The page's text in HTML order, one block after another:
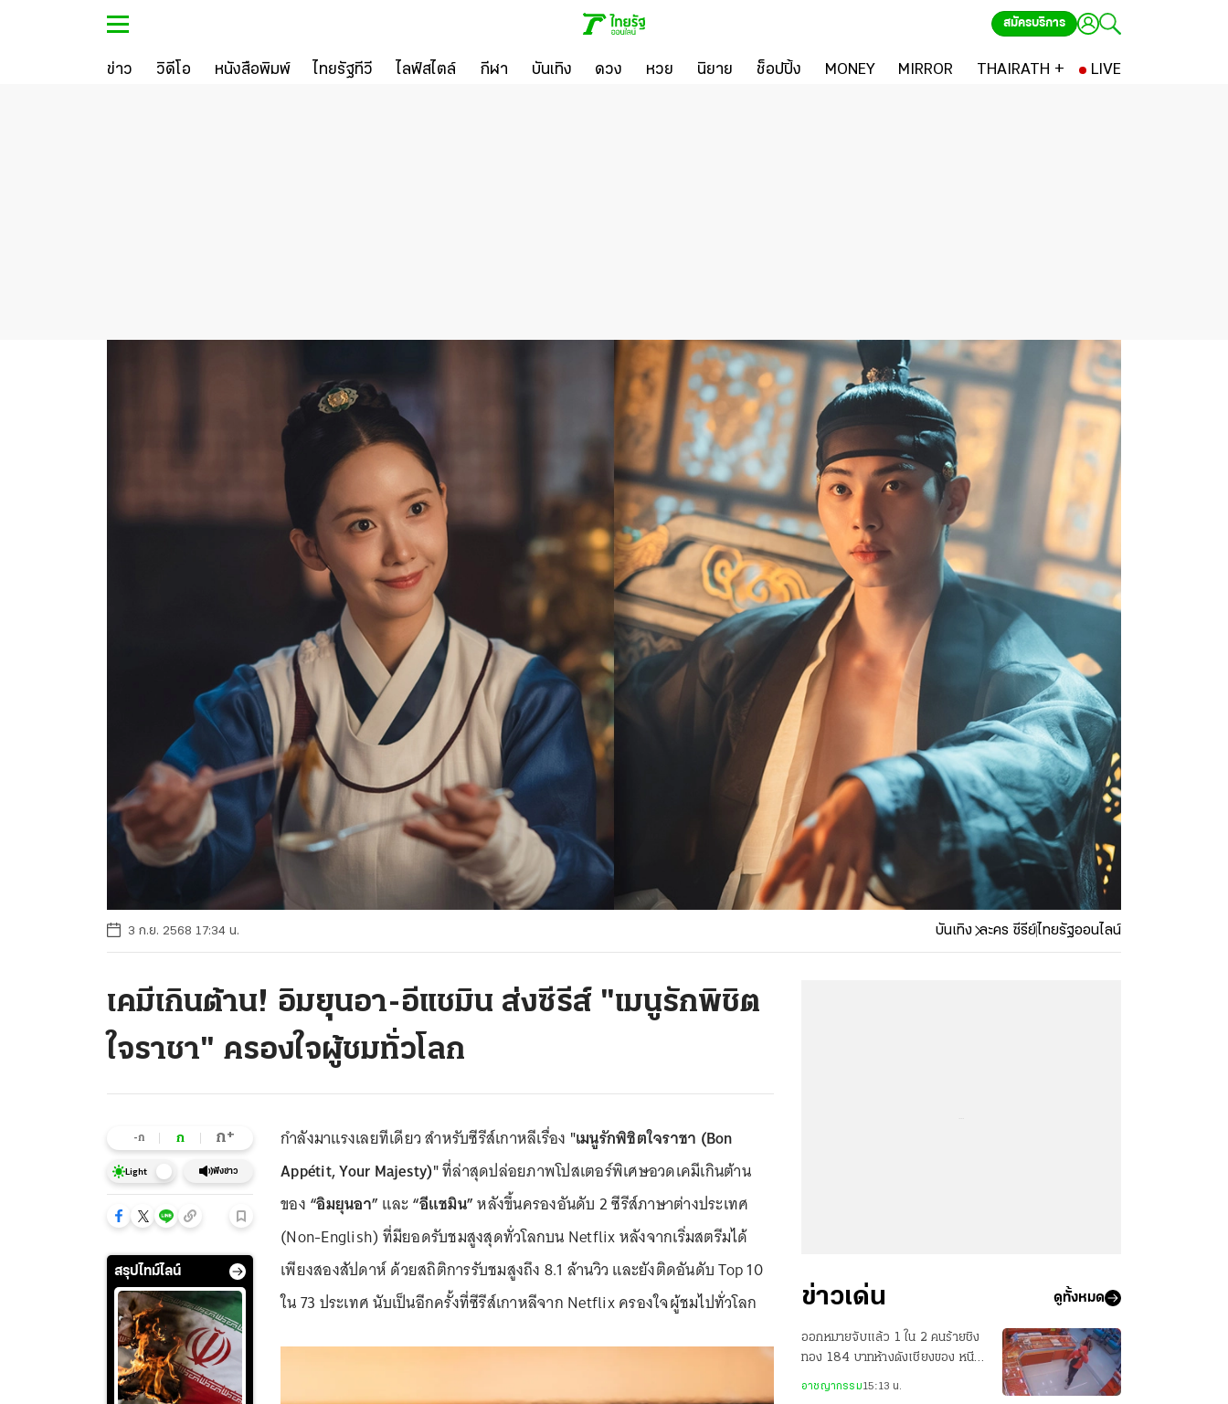
สมัครบริการ
ข่าว วิดีโอ หนังสือพิมพ์ ไทยรัฐทีวี ไลฟ์สไตล์ กีฬา บันเทิง ดวง หวย นิยาย ช็อปปิ้ง MONEY MIRROR THAIRATH + LIVE
3 ก.ย. 2568 17:34 น. บันเทิง ละคร ซีรีย์ไทยรัฐออนไลน์
เคมีเกินต้าน! อิมยุนอา-อีแชมิน ส่งซีรีส์ "เมนูรักพิชิต
ใจราชา" ครองใจผู้ชมทั่วโลก
-ก ก ก+
Light ฟังข่าว
สรุปไทม์ไลน์
กำลังมาแรงเลยทีเดียว สำหรับซีรีส์เกาหลีเรื่อง "เมนูรักพิชิตใจราชา (Bon
Appétit, Your Majesty)"ที่ล่าสุดปล่อยภาพโปสเตอร์พิเศษอวดเคมีเกินต้าน
ของ “อิมยุนอา” และ“อีแชมิน”หลังขึ้นครองอันดับ 2 ซีรีส์ภาษาต่างประเทศ
(Non-English) ที่มียอดรับชมสูงสุดทั่วโลกบน Netflix หลังจากเริ่มสตรีมได้
เพียงสองสัปดาห์ ด้วยสถิติการรับชมสูงถึง 8.1 ล้านวิว และยังติดอันดับ Top 10
ใน 73 ประเทศ นับเป็นอีกครั้งที่ซีรีส์เกาหลีจาก Netflix ครองใจผู้ชมไปทั่วโลก
ข่าวเด่น ดูทั้งหมด
ออกหมายจับแล้ว 1 ใน 2 คนร้ายชิง
ทอง 184 บาทห้างดังเชียงของ หนีไป
อาชญากรรม15:13 น.